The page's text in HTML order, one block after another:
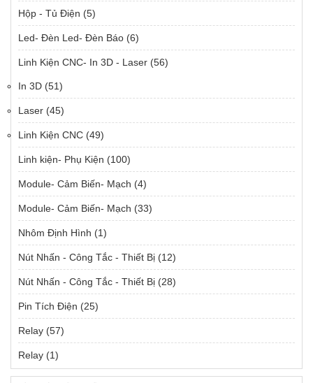
Hộp - Tủ Điện (5)
Led- Đèn Led- Đèn Báo (6)
Linh Kiện CNC- In 3D - Laser (56)
In 3D (51)
Laser (45)
Linh Kiện CNC (49)
Linh kiện- Phụ Kiện (100)
Module- Cảm Biến- Mạch (4)
Module- Cảm Biến- Mạch (33)
Nhôm Định Hình (1)
Nút Nhấn - Công Tắc - Thiết Bị (12)
Nút Nhấn - Công Tắc - Thiết Bị (28)
Pin Tích Điện (25)
Relay (57)
Relay (1)